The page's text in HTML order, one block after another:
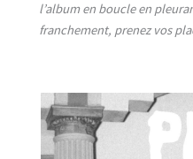
l’album en boucle en
franchement, prenez vos